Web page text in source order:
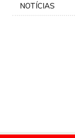
NOTÍCIAS